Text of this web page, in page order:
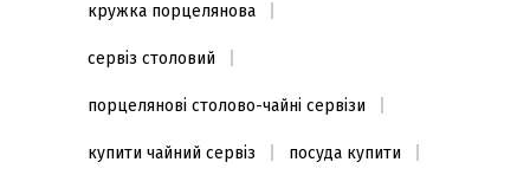
кружка порцелянова
сервіз столовий
порцелянові столово-чайні сервізи
купити чайний сервіз посуда купити